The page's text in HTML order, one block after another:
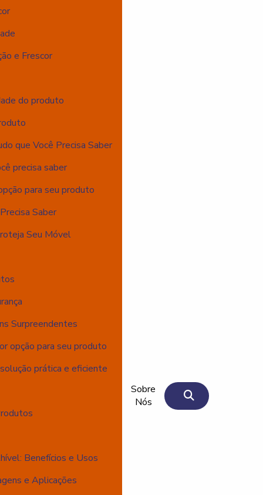
e Frescor
do produto
que Você Precisa Saber
precisa saber
para seu produto
Saber
Seu Móvel
Surpreendentes
opção para seu produto
prática e eficiente
Benefícios e Usos
e Aplicações
Sobre
Nós